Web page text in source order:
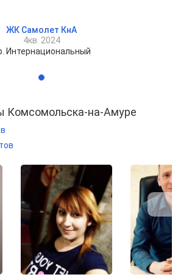
ЖК Самолет КнА
4кв. 2024
Интернациональный
Комсомольска-на-Амуре